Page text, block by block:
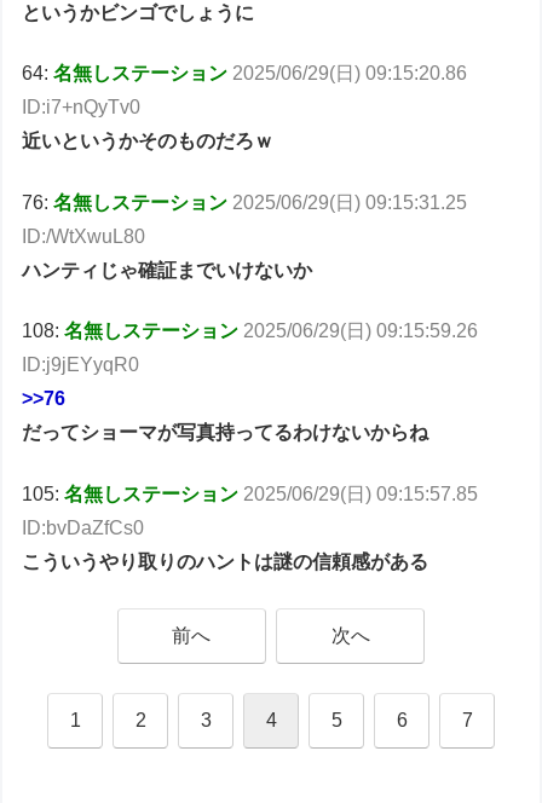
というかビンゴでしょうに
64:名無しステーション 2025/06/29(日) 09:15:20.86
ID:i7+nQyTv0
近いというかそのものだろｗ
76:名無しステーション 2025/06/29(日) 09:15:31.25
ID:/WtXwuL80
ハンティじゃ確証までいけないか
108:名無しステーション 2025/06/29(日) 09:15:59.26
ID:j9jEYyqR0
>>76
だってショーマが写真持ってるわけないからね
105:名無しステーション 2025/06/29(日) 09:15:57.85
ID:bvDaZfCs0
こういうやり取りのハントは謎の信頼感がある
前へ 次へ
1 2 3 4 5 6 7